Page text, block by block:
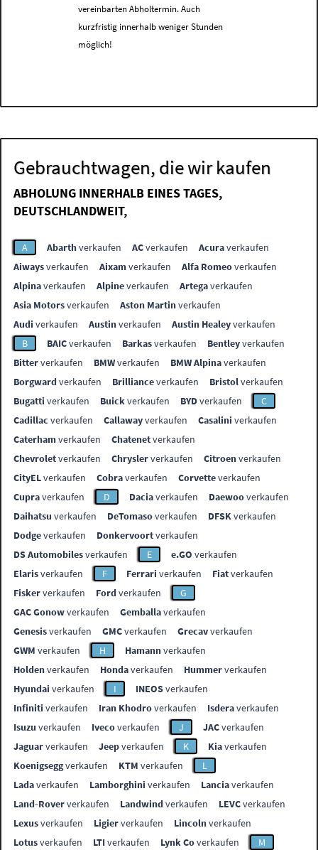
vereinbarten Abholtermin. Auch
kurzfristig innerhalb weniger Stunden
möglich!
Gebrauchtwagen, die wir kaufen
ABHOLUNG INNERHALB EINES TAGES,
DEUTSCHLANDWEIT,
A Abarthverkaufen ACverkaufen Acuraverkaufen
Aiwaysverkaufen Aixamverkaufen Alfa Romeoverkaufen
Alpinaverkaufen Alpineverkaufen Artegaverkaufen
Asia Motorsverkaufen Aston Martinverkaufen
Audi verkaufen Austinverkaufen Austin Healeyverkaufen
B
BAICverkaufen Barkasverkaufen Bentleyverkaufen
Bitterverkaufen BMWverkaufen BMW Alpinaverkaufen
Borgwardverkaufen Brillianceverkaufen Bristolverkaufen
Bugatti verkaufen Buickverkaufen BYDverkaufen
C
Cadillac verkaufen Callawayverkaufen Casalini verkaufen
Caterhamverkaufen Chatenetverkaufen
Chevroletverkaufen Chryslerverkaufen Citroenverkaufen
CityELverkaufen Cobraverkaufen Corvetteverkaufen
Cupraverkaufen D Daciaverkaufen Daewooverkaufen
Daihatsu verkaufen DeTomasoverkaufen DFSKverkaufen
Dodgeverkaufen Donkervoortverkaufen
DS Automobilesverkaufen E e.GO verkaufen
Elarisverkaufen F Ferrari verkaufen Fiatverkaufen
Fiskerverkaufen Fordverkaufen
G
GAC Gonowverkaufen Gemballaverkaufen
Genesisverkaufen GMCverkaufen Grecavverkaufen
GWM verkaufen H Hamannverkaufen
Holdenverkaufen Hondaverkaufen Hummerverkaufen
Hyundai verkaufen I INEOSverkaufen
Infiniti verkaufen Iran Khodroverkaufen Isderaverkaufen
Isuzu verkaufen Ivecoverkaufen J JACverkaufen
Jaguarverkaufen Jeepverkaufen K Kiaverkaufen
Koenigseggverkaufen KTM verkaufen
L
Ladaverkaufen Lamborghini verkaufen Lanciaverkaufen
Land-Roververkaufen Landwindverkaufen LEVCverkaufen
Lexusverkaufen Ligierverkaufen Lincolnverkaufen
Lotusverkaufen LTIverkaufen Lynk Coverkaufen
M